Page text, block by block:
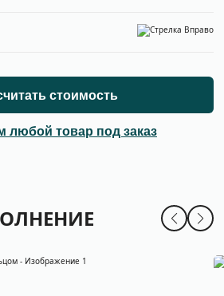
стоимость
любой товар под заказ